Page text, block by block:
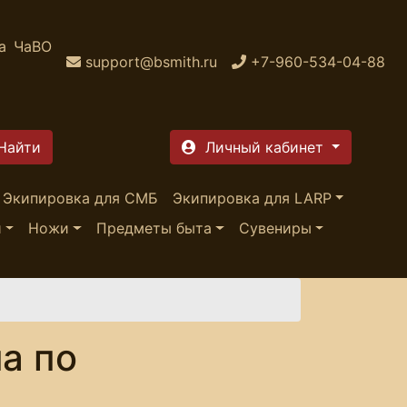
ЧаВО
support@bsmith.ru +7-960-534-04-88
Личный кабинет
Экипировка для СМБ
Экипировка для LARP
Ножи Предметы быта
Сувениры
по